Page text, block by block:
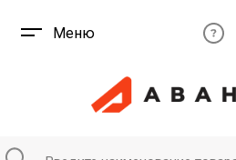
Меню